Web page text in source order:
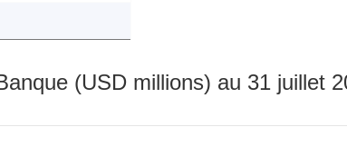
(USD millions) au 31 juillet